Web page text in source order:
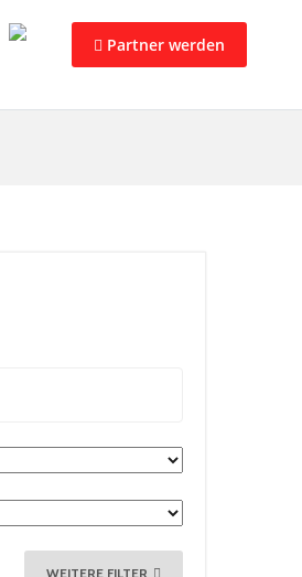
Partner werden
WEITERE FILTER